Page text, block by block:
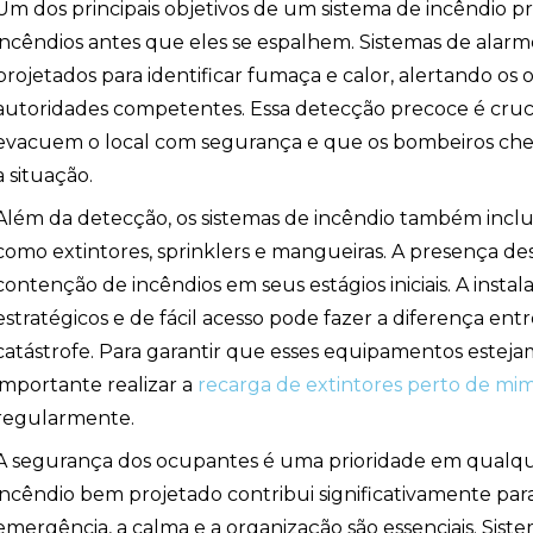
dos principais objetivos de um sistema de incêndio
antes que eles se espalhem. Sistemas de
para identificar fumaça e calor, alertando os
competentes. Essa detecção precoce é
o local com segurança e que os bombeiros
situação.
da detecção, os sistemas de incêndio também
extintores, sprinklers e mangueiras. A presença
de incêndios em seus estágios iniciais. A
e de fácil acesso pode fazer a diferença
Para garantir que esses equipamentos
realizar a recarga de extintores perto de
segurança dos ocupantes é uma prioridade em
bem projetado contribui significativamente
a calma e a organização são essenciais.